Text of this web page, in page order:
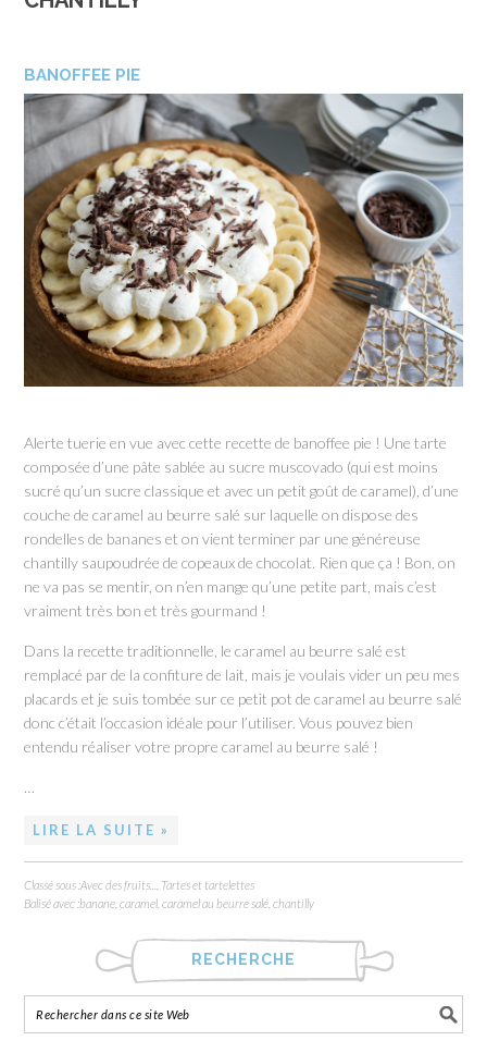
BANOFFEE PIE
Alerte tuerie en vue avec cette recette de banoffee pie ! Une tarte
composée d’une pâte sablée au sucre muscovado (qui est moins
sucré qu’un sucre classique et avec un petit goût de caramel), d’une
couche de caramel au beurre salé sur laquelle on dispose des
rondelles de bananes et on vient terminer par une généreuse
chantilly saupoudrée de copeaux de chocolat. Rien que ça ! Bon, on
ne va pas se mentir, on n’en mange qu’une petite part, mais c’est
vraiment très bon et très gourmand !
Dans la recette traditionnelle, le caramel au beurre salé est
remplacé par de la confiture de lait, mais je voulais vider un peu mes
placards et je suis tombée sur ce petit pot de caramel au beurre salé
donc c’était l’occasion idéale pour l’utiliser. Vous pouvez bien
entendu réaliser votre propre caramel au beurre salé !
…
LIRE LA SUITE »
Classé sous :Avec des fruits...
Tartes et tartelettes
Balisé avec :banane ,caramel ,caramel au beurre salé ,chantilly
RECHERCHE